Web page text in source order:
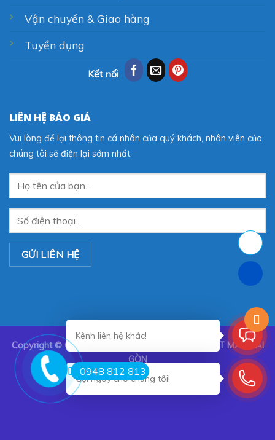
Vận chuyển & Giao hàng
Tuyển dụng
Kết nối
LIÊN HỆ BÁO GIÁ
Vui lòng để lại thông tin cá nhân của quý khách, nhân viên của
chúng tôi sẽ điện lại sớm nhất.
Copyright © CÔNG TY TNHH TRANG TRÍ NỘI THẤT MÀN SÀI
GÒN
Kênh liên hệ khác!
Gọi ngay cho chúng tôi!
0948 812 813